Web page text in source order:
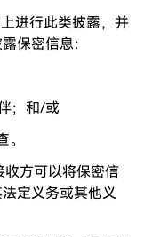
进行此类披露，并
保密信息：
；和/或
收方可以将保密信
定义务或其他义